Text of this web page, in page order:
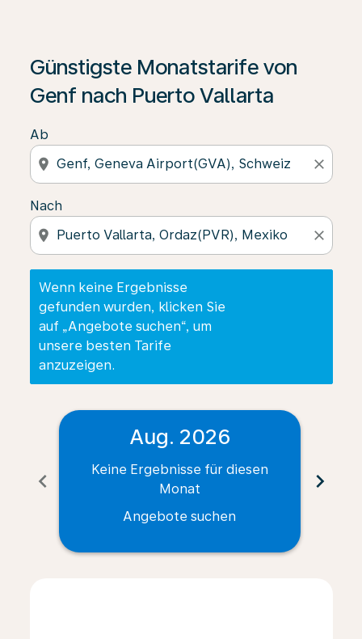
Günstigste Monatstarife von
Genf nach Puerto Vallarta
Ab
location_on close
Nach
location_on close
Wenn keine Ergebnisse
gefunden wurden, klicken Sie
auf „Angebote suchen“, um
unsere besten Tarife
anzuzeigen.
Wenn keine Ergebnisse gefunden wurden, klicken
chevron_left
Aug. 2026
Keine Ergebnisse für diesen
Monat
Angebote suchen
chevron_right